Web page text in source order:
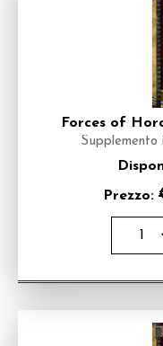
Forces of
Supplemento
Prezzo: